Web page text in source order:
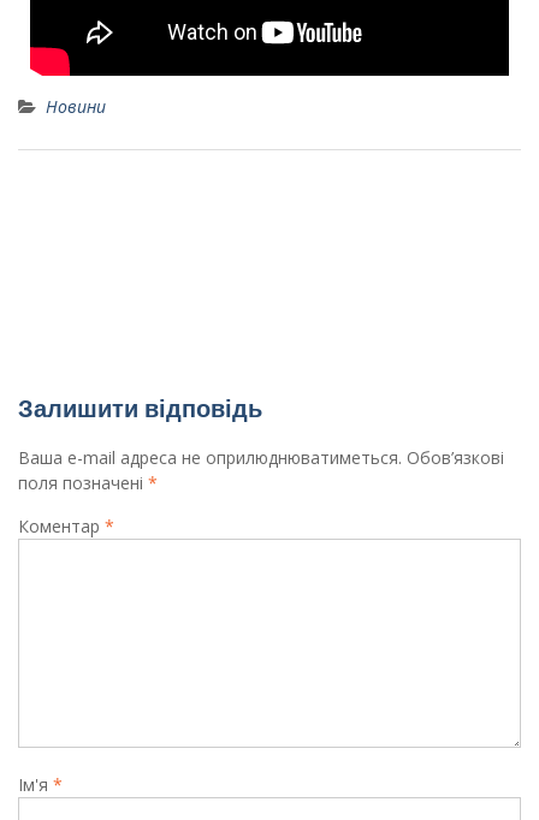
Новини
Залишити відповідь
Ваша e-mail адреса не оприлюднюватиметься. Обов’язкові
поля позначені *
Коментар *
Ім'я *